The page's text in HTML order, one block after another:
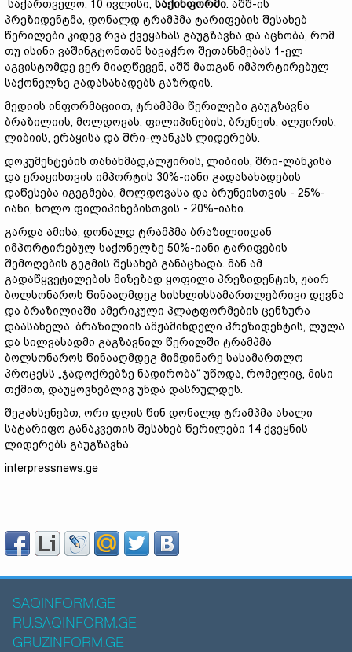
საქართველო, 10 ივლისი, საქინფორმი. აშშ-ის
პრეზიდენტმა, დონალდ ტრამპმა ტარიფების შესახებ
წერილები კიდევ რვა ქვეყანას გაუგზავნა და აცნობა, რომ
თუ ისინი ვაშინგტონთან სავაჭრო შეთანხმებას 1-ელ
აგვისტომდე ვერ მიაღწევენ, აშშ მათგან იმპორტირებულ
საქონელზე გადასახადებს გაზრდის.
მედიის ინფორმაციით, ტრამპმა წერილები გაუგზავნა
ბრაზილიის, მოლდოვას, ფილიპინების, ბრუნეის, ალჟირის,
ლიბიის, ერაყისა და შრი-ლანკას ლიდერებს.
დოკუმენტების თანახმად,ალჟირის, ლიბიის, შრი-ლანკისა
და ერაყისთვის იმპორტის 30%-იანი გადასახადების
დაწესება იგეგმება, მოლდოვასა და ბრუნეისთვის - 25%-
იანი, ხოლო ფილიპინებისთვის - 20%-იანი.
გარდა ამისა, დონალდ ტრამპმა ბრაზილიიდან
იმპორტირებულ საქონელზე 50%-იანი ტარიფების
შემოღების გეგმის შესახებ განაცხადა. მან ამ
გადაწყვეტილების მიზეზად ყოფილი პრეზიდენტის, ჟაირ
ბოლსონაროს წინააღმდეგ სისხლისსამართლებრივი დევნა
და ბრაზილიაში ამერიკული პლატფორმების ცენზურა
დაასახელა. ბრაზილიის ამჟამინდელი პრეზიდენტის, ლულა
და სილვასადმი გაგზავნილ წერილში ტრამპმა
ბოლსონაროს წინააღმდეგ მიმდინარე სასამართლო
პროცესს „ჯადოქრებზე ნადირობა“ უწოდა, რომელიც, მისი
თქმით, დაუყოვნებლივ უნდა დასრულდეს.
შეგახსენებთ, ორი დღის წინ დონალდ ტრამპმა ახალი
სატარიფო განაკვეთის შესახებ წერილები 14 ქვეყნის
ლიდერებს გაუგზავნა.
interpressnews.ge
SAQINFORM.GE
RU.SAQINFORM.GE
GRUZINFORM.GE